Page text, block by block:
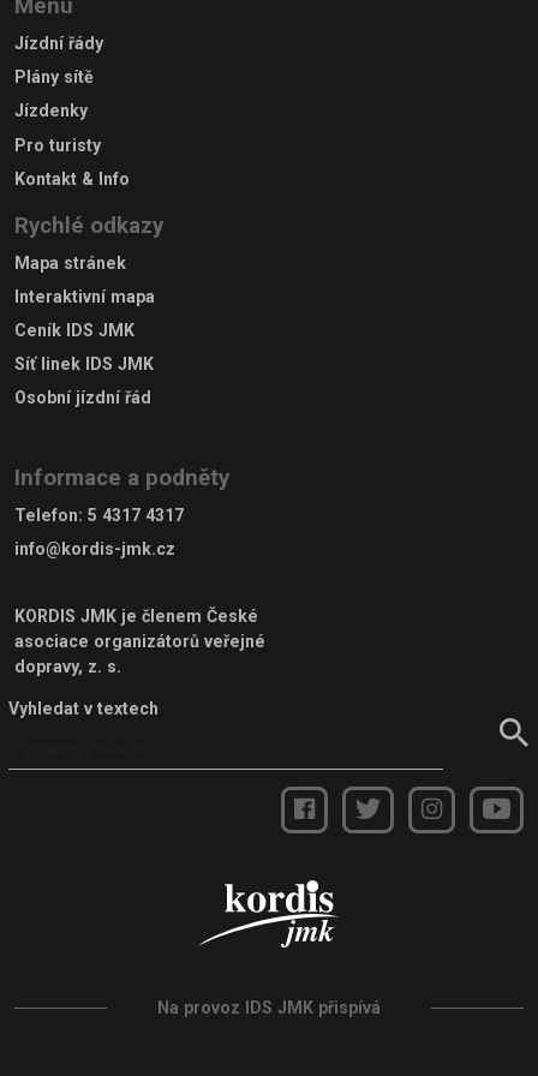
Menu
Jízdní řády
Plány sítě
Jízdenky
Pro turisty
Kontakt & Info
Rychlé odkazy
Mapa stránek
Interaktivní mapa
Ceník IDS JMK
Síť linek IDS JMK
Osobní jízdní řád
Informace a podněty
Telefon: 5 4317 4317
info@kordis-jmk.cz
KORDIS JMK je členem České
asociace organizátorů veřejné
dopravy, z. s.
Vyhledat v textech
Na provoz IDS JMK přispívá